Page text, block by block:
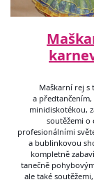
Maškarní rej s
a
minidiskotékou,
soutěžemi o
profesionálními
a bublinkovou
kompletně
tanečně
ale také